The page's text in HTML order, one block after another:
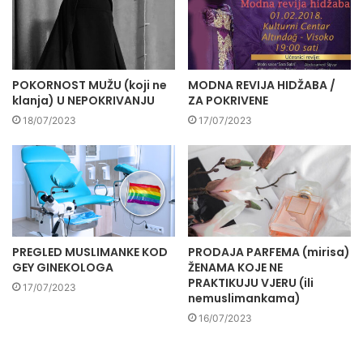
POKORNOST MUŽU (koji ne
klanja) U NEPOKRIVANJU
18/07/2023
MODNA REVIJA HIDŽABA /
ZA POKRIVENE
17/07/2023
PREGLED MUSLIMANKE KOD
GEY GINEKOLOGA
17/07/2023
PRODAJA PARFEMA (mirisa)
ŽENAMA KOJE NE
PRAKTIKUJU VJERU (ili
nemuslimankama)
16/07/2023